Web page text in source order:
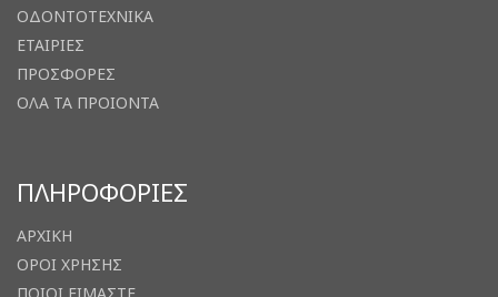
ΟΔΟΝΤΟΤΕΧΝΙΚΑ
ΕΤΑΙΡΙΕΣ
ΠΡΟΣΦΟΡΕΣ
ΟΛΑ ΤΑ ΠΡΟΙΟΝΤΑ
ΠΛΗΡΟΦΟΡΙΕΣ
ΑΡΧΙΚΗ
ΟΡΟΙ ΧΡΗΣΗΣ